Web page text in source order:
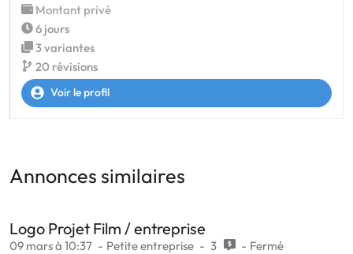
Montant privé
6 jours
3 variantes
20 révisions
Voir le profil
Annonces similaires
Logo Projet Film / entreprise
09 mars à 10:37 Petite entreprise 3 Fermé